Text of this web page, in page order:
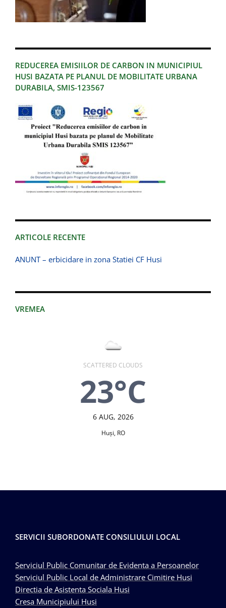
REDUCEREA EMISIILOR DE CARBON IN MUNICIPIUL
HUSI BAZATA PE PLANUL DE MOBILITATE URBANA
DURABILA, SMIS-123567
ARTICOLE RECENTE
ANUNT – erbicidare in zona Statiei CF Husi
VREMEA
SCATTERED CLOUDS
23°C
6 AUG, 2026
Huşi, RO
SERVICII SUBORDONATE CONSILIULUI LOCAL
Serviciul Public Comunitar de Evidenta a Persoanelor
Serviciul Public Local de Administrare Cimitire Husi
Directia de Asistenta Sociala Husi
Cresa Municipiului Husi